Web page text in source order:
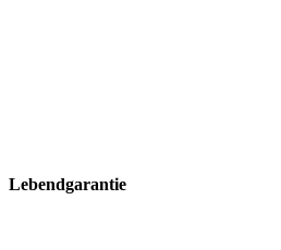
Lebendgarantie